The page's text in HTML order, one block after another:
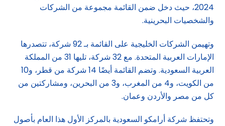
2024، حيث دخل ضمن القائمة مجموعة من الشركات
والشخصيات البحرينية.
وتهيمن الشركات الخليجية على القائمة بـ 92 شركة، تتصدرها
الإمارات العربية المتحدة. مع 32 شركة، تليها 31 من المملكة
العربية السعودية. وتضم القائمة أيضًا 14 شركة من قطر، و10
من الكويت، و4 من المغرب، و3 من البحرين، ومشاركتين من
كل من مصر والأردن وعمان.
وتحتفظ شركة أرامكو السعودية بالمركز الأول هذا العام بأصول